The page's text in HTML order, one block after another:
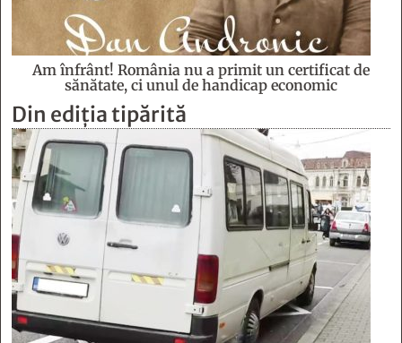
Am înfrânt! România nu a primit un certificat de
sănătate, ci unul de handicap economic
Din ediția tipărită